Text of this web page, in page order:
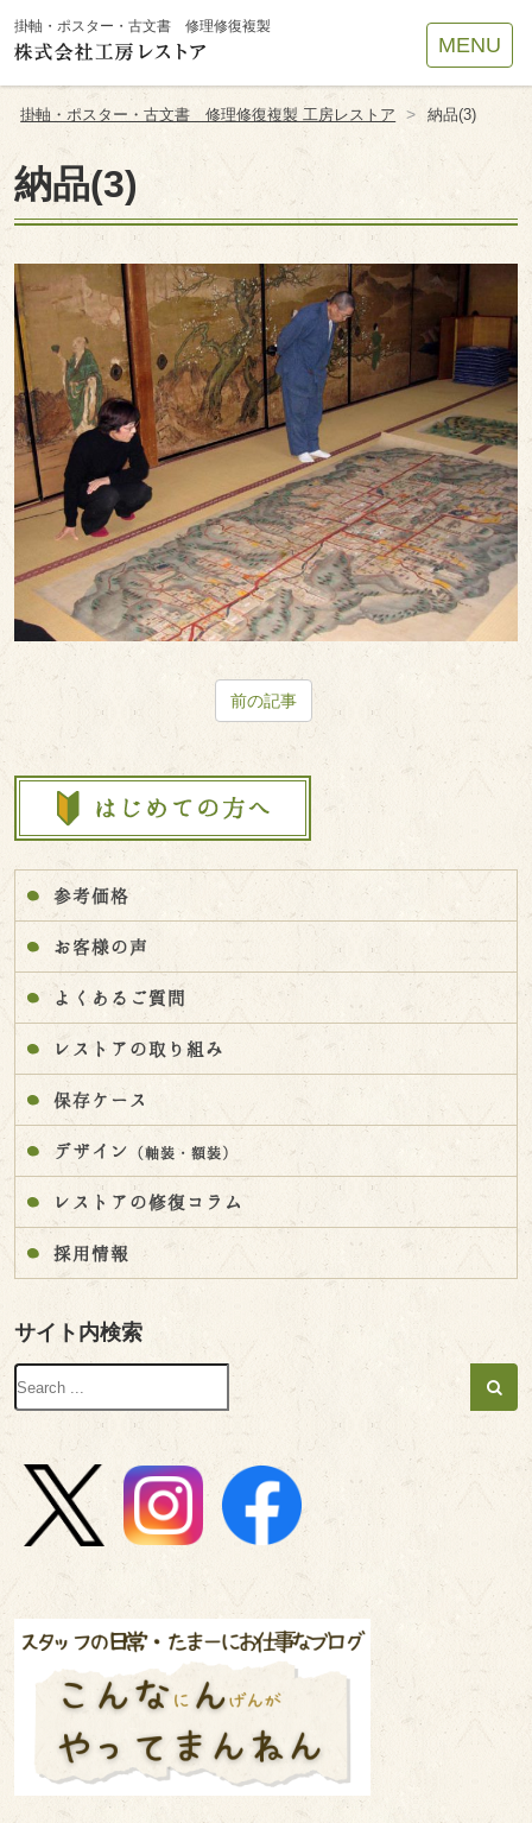
掛軸・ポスター・古文書 修理修復複製
MENU
掛軸・ポスター・古文書 修理修復複製 工房レストア > 納品(3)
納品(3)
前の記事
参考価格
お客様の声
よくあるご質問
レストアの取り組み
保存ケース
デザイン （軸装・額装）
レストアの修復コラム
採用情報
サイト内検索
Site
Footer